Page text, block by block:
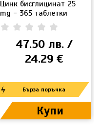
Цинк бисглицинат 25 ​​
mg - 365 таблетки
(цинков хелат) PRO FUEL
0.00(0
47.50 лв. /
24.29 €
Бърза поръчка
Купи